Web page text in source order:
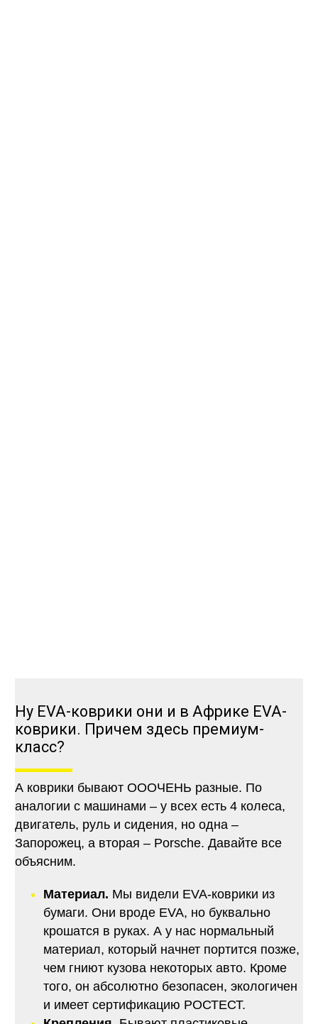
Ну EVA-коврики они и в Африке EVA-
коврики. Причем здесь премиум-
класс?
А коврики бывают ОООЧЕНЬ разные. По
аналогии с машинами – у всех есть 4 колеса,
двигатель, руль и сидения, но одна –
Запорожец, а вторая – Porsche. Давайте все
объясним.
Материал. Мы видели EVA-коврики из
бумаги. Они вроде EVA, но буквально
крошатся в руках. А у нас нормальный
материал, который начнет портится позже,
чем гниют кузова некоторых авто. Кроме
того, он абсолютно безопасен, экологичен
и имеет сертификацию РОСТЕСТ.